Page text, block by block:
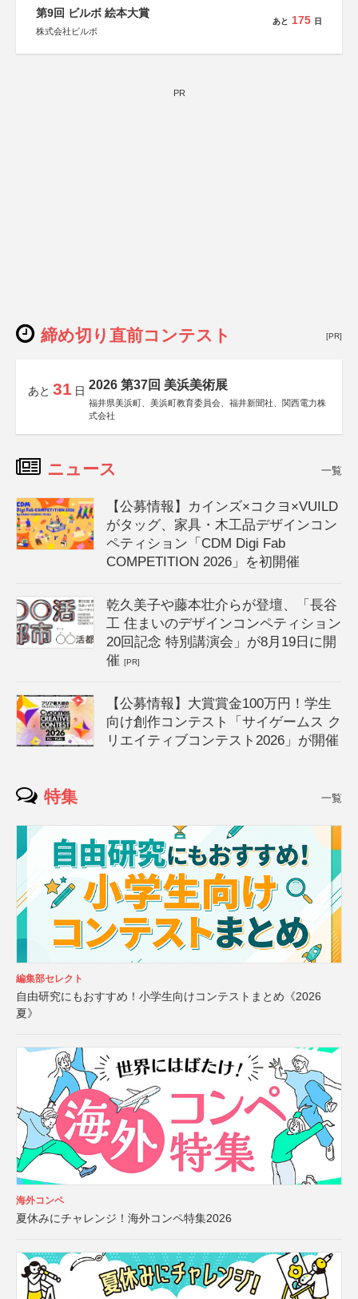
第9回 ビルボ 絵本大賞
株式会社ビルボ
あと 175 日
PR
締め切り直前コンテスト [PR]
あと 31 日 2026 第37回 美浜美術展
福井県美浜町、美浜町教育委員会、福井新聞社、関西電力株
式会社
ニュース 一覧
【公募情報】カインズ×コクヨ×VUILD
がタッグ、家具・木工品デザインコン
ペティション「CDM Digi Fab
COMPETITION 2026」を初開催
乾久美子や藤本壮介らが登壇、「長谷
工 住まいのデザインコンペティション
20回記念 特別講演会」が8月19日に開
催[PR]
【公募情報】大賞賞金100万円！学生
向け創作コンテスト「サイゲームス ク
リエイティブコンテスト2026」が開催
特集 一覧
編集部セレクト
自由研究にもおすすめ！小学生向けコンテストまとめ《2026
夏》
海外コンペ
夏休みにチャレンジ！海外コンペ特集2026